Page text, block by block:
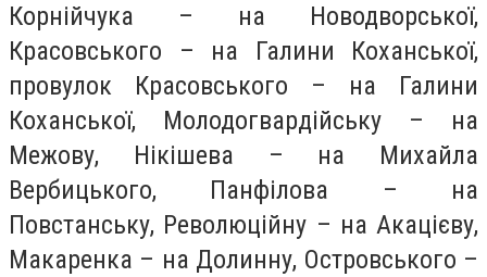
Корнійчука – на Новодворської,
Красовського – на Галини Коханської,
провулок Красовського – на Галини
Коханської, Молодогвардійську – на
Межову, Нікішева – на Михайла
Вербицького, Панфілова – на
Повстанську, Революційну – на Акацієву,
Макаренка – на Долинну, Островського –